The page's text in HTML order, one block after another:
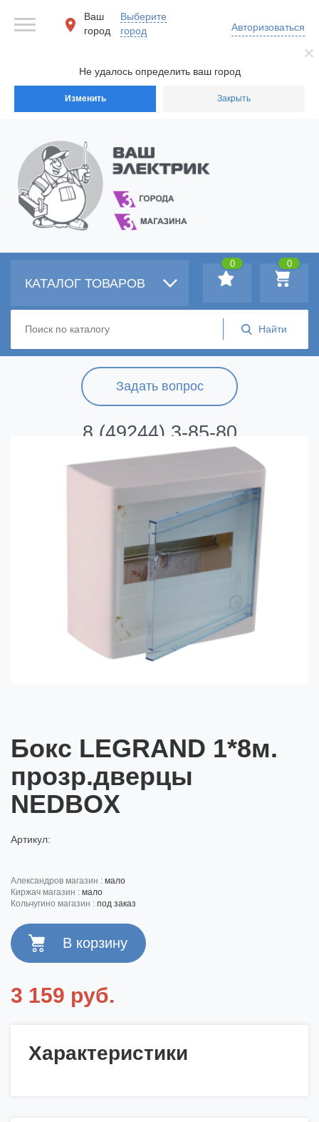
Не удалось определить ваш город
Изменить Закрыть
Ваш
город
Выберите
город
Авторизоваться
Задать вопрос
8 (49244) 3-85-80
КАТАЛОГ ТОВАРОВ
0
0
Бокс LEGRAND 1*8м.
прозр.дверцы
NEDBOX
Артикул:
александров магазин : мало
киржач магазин : мало
кольчугино магазин : под заказ
3 159 руб.
Характеристики